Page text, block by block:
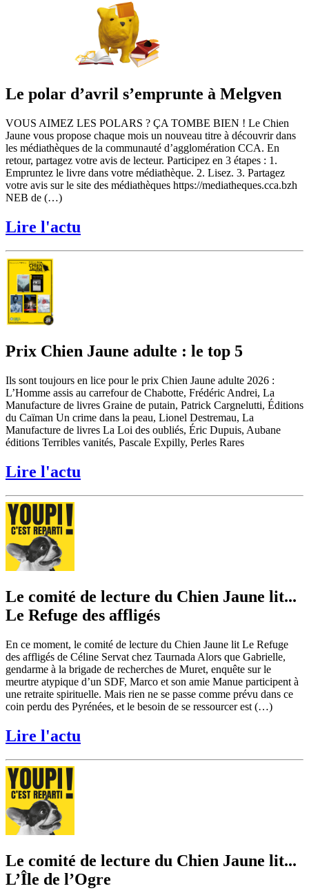
Le polar d’avril s’emprunte à Melgven
VOUS AIMEZ LES POLARS ? ÇA TOMBE BIEN ! Le Chien
Jaune vous propose chaque mois un nouveau titre à découvrir dans
les médiathèques de la communauté d’agglomération CCA. En
retour, partagez votre avis de lecteur. Participez en 3 étapes : 1.
Empruntez le livre dans votre médiathèque. 2. Lisez. 3. Partagez
votre avis sur le site des médiathèques https://mediatheques.cca.bzh
NEB de (…)
Lire l'actu
Prix Chien Jaune adulte : le top 5
Ils sont toujours en lice pour le prix Chien Jaune adulte 2026 :
L’Homme assis au carrefour de Chabotte, Frédéric Andrei, La
Manufacture de livres Graine de putain, Patrick Cargnelutti, Éditions
du Caïman Un crime dans la peau, Lionel Destremau, La
Manufacture de livres La Loi des oubliés, Éric Dupuis, Aubane
éditions Terribles vanités, Pascale Expilly, Perles Rares
Lire l'actu
Le comité de lecture du Chien Jaune lit...
Le Refuge des affligés
En ce moment, le comité de lecture du Chien Jaune lit Le Refuge
des affligés de Céline Servat chez Taurnada Alors que Gabrielle,
gendarme à la brigade de recherches de Muret, enquête sur le
meurtre atypique d’un SDF, Marco et son amie Manue participent à
une retraite spirituelle. Mais rien ne se passe comme prévu dans ce
coin perdu des Pyrénées, et le besoin de se ressourcer est (…)
Lire l'actu
Le comité de lecture du Chien Jaune lit...
L’Île de l’Ogre